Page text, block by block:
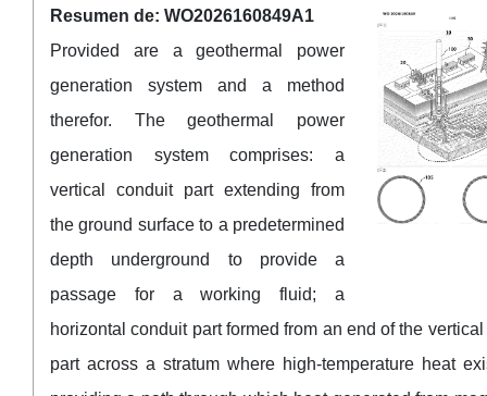
Resumen de: WO2026160849A1
Provided are a geothermal power
generation system and a method
therefor. The geothermal power
generation system comprises: a
vertical conduit part extending from
the ground surface to a predetermined
depth underground to provide a
passage for a working fluid; a
horizontal conduit part formed from an end of the
part across a stratum where high-temperature heat